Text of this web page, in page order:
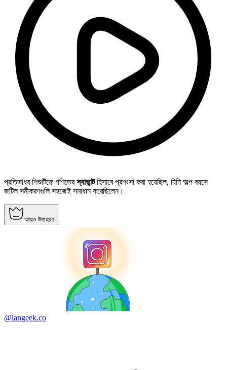
প্রতিভাধর শিশুটিকে গণিতেরস্যাভান্টহিসাবে প্রশংসা করা হয়েছিল, যিনি অল্প বয়সে
জটিল সমীকরণগুলি সহজেই সমাধান করেছিলেন।
আরও উদাহরণ
@langeek.co